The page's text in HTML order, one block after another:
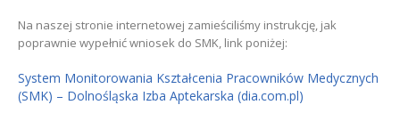
Na naszej stronie internetowej zamieściliśmy instrukcję, jak
poprawnie wypełnić wniosek do SMK, link poniżej:
System Monitorowania Kształcenia Pracowników Medycznych
(SMK) – Dolnośląska Izba Aptekarska (dia.com.pl)